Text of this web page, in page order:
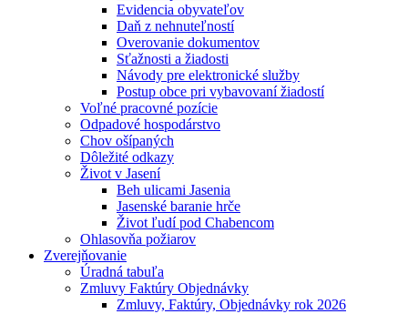
Evidencia obyvateľov
Daň z nehnuteľností
Overovanie dokumentov
Sťažnosti a žiadosti
Návody pre elektronické služby
Postup obce pri vybavovaní žiadostí
Voľné pracovné pozície
Odpadové hospodárstvo
Chov ošípaných
Dôležité odkazy
Život v Jasení
Beh ulicami Jasenia
Jasenské baranie hrče
Život ľudí pod Chabencom
Ohlasovňa požiarov
Zverejňovanie
Úradná tabuľa
Zmluvy Faktúry Objednávky
Zmluvy, Faktúry, Objednávky rok 2026